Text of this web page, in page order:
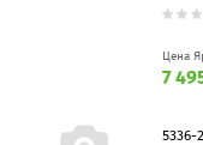
Цена
7
5336-